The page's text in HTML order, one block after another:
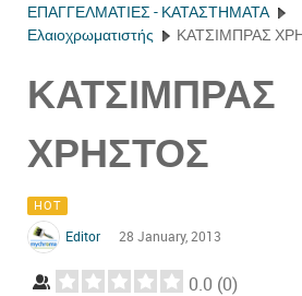
ΕΠΑΓΓΕΛΜΑΤΙΕΣ - ΚΑΤΑΣΤΗΜΑΤΑ
Ελαιοχρωματιστής
ΚΑΤΣΙΜΠΡΑΣ
ΚΑΤΣΙΜΠΡΑΣ
ΧΡΗΣΤΟΣ
HOT
Editor 28 January, 2013
0.0 (0)